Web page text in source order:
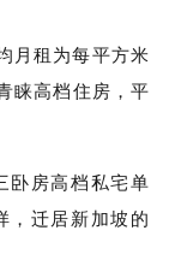
月租为每平方米
睐高档住房，平
卧房高档私宅单
，迁居新加坡的